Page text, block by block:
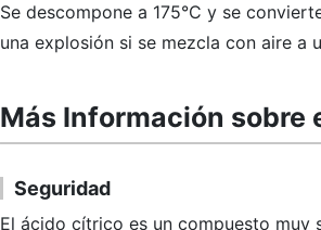
Se descompone a 175°C y se
una explosión si se mezcla con aire a
Más Información sobre
Seguridad
El ácido cítrico es un compuesto muy